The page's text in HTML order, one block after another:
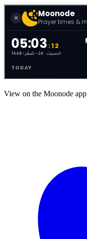
View on the Moonode app